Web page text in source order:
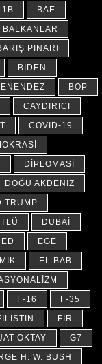
1B
BAE
BALKANLAR
PINARI
BIDEN
BOP
CAYDIRICI
COVID-19
DIPLOMASI
DOĞU AKDENIZ
TRUMP
DUBAI
EGE
EL BAB
F-16
F-35
FIR
OKTAY
G7
H. W. BUSH